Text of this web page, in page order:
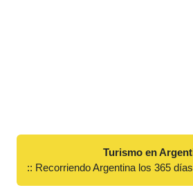
Turismo en
:: Recorriendo Argentina los 365